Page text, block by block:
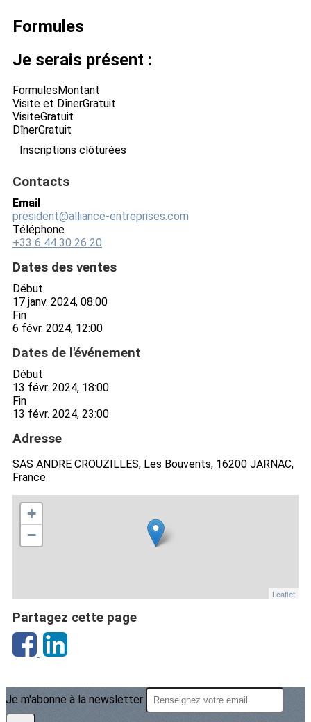
Formules
Je serais présent :
FormulesMontant
Visite et DînerGratuit
VisiteGratuit
DînerGratuit
Inscriptions clôturées
Contacts
Email
president@alliance-entreprises.com
Téléphone
+33 6 44 30 26 20
Dates des ventes
Début
17 janv. 2024, 08:00
Fin
6 févr. 2024, 12:00
Dates de l'événement
Début
13 févr. 2024, 18:00
Fin
13 févr. 2024, 23:00
Adresse
SAS ANDRE CROUZILLES, Les Bouvents, 16200 JARNAC,
France
+
−
Leaflet
Partagez cette page
Je m'abonne à la newsletter